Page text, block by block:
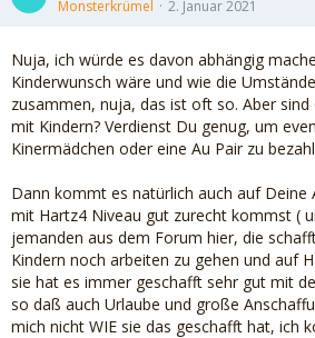
Monsterkrümel 2. Januar 2021
Nuja, ich würde es davon abhängig
Kinderwunsch wäre und wie die
zusammen, nuja, das ist oft so. Aber sind
mit Kindern? Verdienst Du genug, um
Kinermädchen oder eine Au Pair zu
Dann kommt es natürlich auch auf Deine
mit Hartz4 Niveau gut zurecht kommst (
jemanden aus dem Forum hier, die
Kindern noch arbeiten zu gehen und auf
sie hat es immer geschafft sehr gut mit
so daß auch Urlaube und große
mich nicht WIE sie das geschafft hat, ich